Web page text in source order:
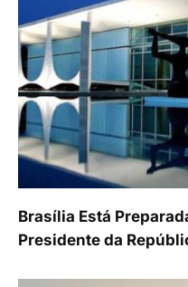
Brasília Está
Presidente da